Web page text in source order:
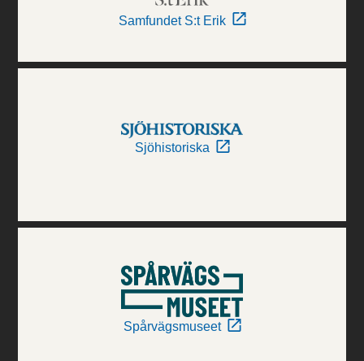
Samfundet S:t Erik
Sjöhistoriska
Spårvägsmuseet